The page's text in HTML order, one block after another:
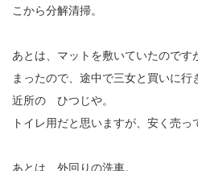
こから分解清掃。
あとは、マットを敷いていたのです
まったので、途中で三女と買いに行
近所の ひつじや。
トイレ用だと思いますが、安く売っ
あとは、外回りの洗車。